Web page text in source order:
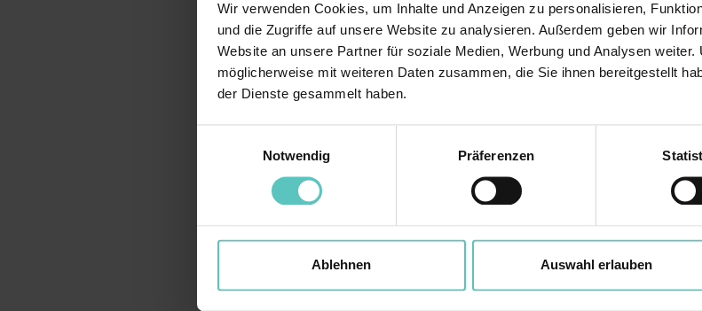
Wir verwenden Cookies, um Inhalte und Anzeigen zu personalisieren,
und die Zugriffe auf unsere Website zu analysieren. Außerdem geben wir
Website an unsere Partner für soziale Medien, Werbung und Analysen
möglicherweise mit weiteren Daten zusammen, die Sie ihnen bereitgestellt
der Dienste gesammelt haben.
Notwendig
Präferenzen
Ablehnen Auswahl erlauben
GRUPPEN-REISEANGEBOT INS